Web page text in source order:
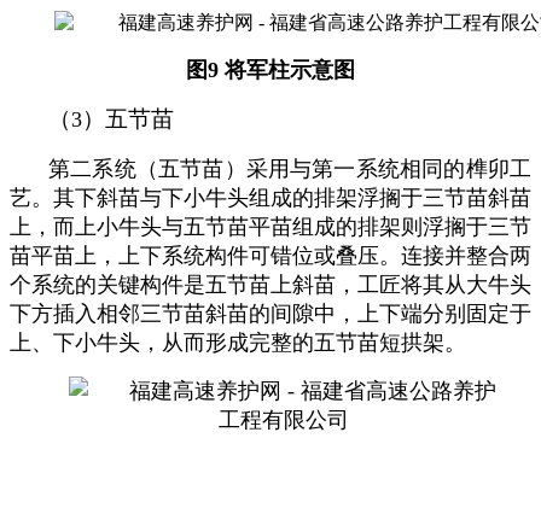
图9 将军柱示意图
（3）五节苗
第二系统（五节苗）采用与第一系统相同的榫卯工
艺。其下斜苗与下小牛头组成的排架浮搁于三节苗斜苗
上，而上小牛头与五节苗平苗组成的排架则浮搁于三节
苗平苗上，上下系统构件可错位或叠压。连接并整合两
个系统的关键构件是五节苗上斜苗，工匠将其从大牛头
下方插入相邻三节苗斜苗的间隙中，上下端分别固定于
上、下小牛头，从而形成完整的五节苗短拱架。